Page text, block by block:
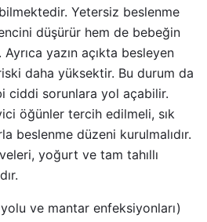
Yetersiz beslenme
düşürür hem de bebeğin
yazın açıkta besleyen
daha yüksektir. Bu durum da
ciddi sorunlara yol açabilir.
öğünler tercih edilmeli, sık
beslenme düzeni kurulmalıdır.
yoğurt ve tam tahıllı
ve mantar enfeksiyonları)